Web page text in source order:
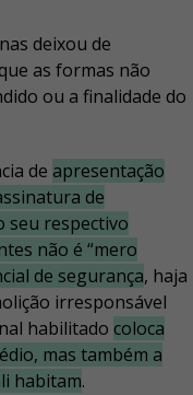
deixou de
as formas não
ou a finalidade do
de apresentação
de
seu respectivo
não é “mero
de segurança, haja
irresponsável
habilitado coloca
mas também a
habitam.